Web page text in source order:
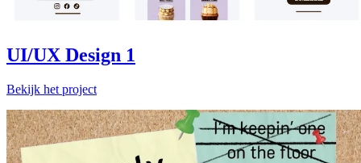
UI/UX Design 1
Bekijk het project